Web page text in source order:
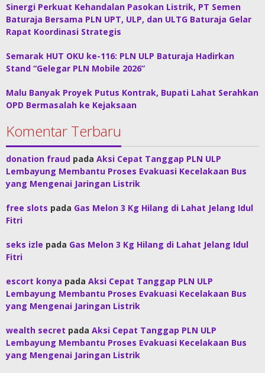
Sinergi Perkuat Kehandalan Pasokan Listrik, PT Semen
Baturaja Bersama PLN UPT, ULP, dan ULTG Baturaja Gelar
Rapat Koordinasi Strategis
Semarak HUT OKU ke-116: PLN ULP Baturaja Hadirkan
Stand “Gelegar PLN Mobile 2026”
Malu Banyak Proyek Putus Kontrak, Bupati Lahat Serahkan
OPD Bermasalah ke Kejaksaan
Komentar Terbaru
donation fraud pada Aksi Cepat Tanggap PLN ULP
Lembayung Membantu Proses Evakuasi Kecelakaan Bus
yang Mengenai Jaringan Listrik
free slots pada Gas Melon 3 Kg Hilang di Lahat Jelang Idul
Fitri
seks izle pada Gas Melon 3 Kg Hilang di Lahat Jelang Idul
Fitri
escort konya pada Aksi Cepat Tanggap PLN ULP
Lembayung Membantu Proses Evakuasi Kecelakaan Bus
yang Mengenai Jaringan Listrik
wealth secret pada Aksi Cepat Tanggap PLN ULP
Lembayung Membantu Proses Evakuasi Kecelakaan Bus
yang Mengenai Jaringan Listrik